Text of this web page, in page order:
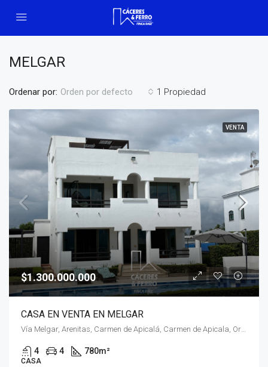
MELGAR
1 Propiedad
Ordenar por: Orden por defecto
VENTA
$1.300.000.000
CASA EN VENTA EN MELGAR
4 4 780m²
CASA